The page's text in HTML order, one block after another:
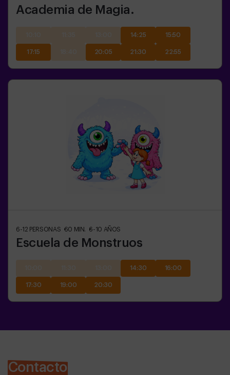
Academia de Magia.
14:25 15:50
17:15 20:05 21:30 22:55
6-12 PERSONAS 60 MIN. 6-10 AÑOS
Escuela de Monstruos
14:30 16:00
17:30 19:00 20:30
Contacto